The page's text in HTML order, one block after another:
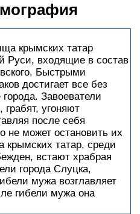
крымских татар
Руси, входящие в состав
Быстрыми
достигает все без
Завоеватели
угоняют
после себя
не может остановить их
крымских татар, среди
встают храбрая
города Слуцка,
мужа возглавляет
гибели мужа она